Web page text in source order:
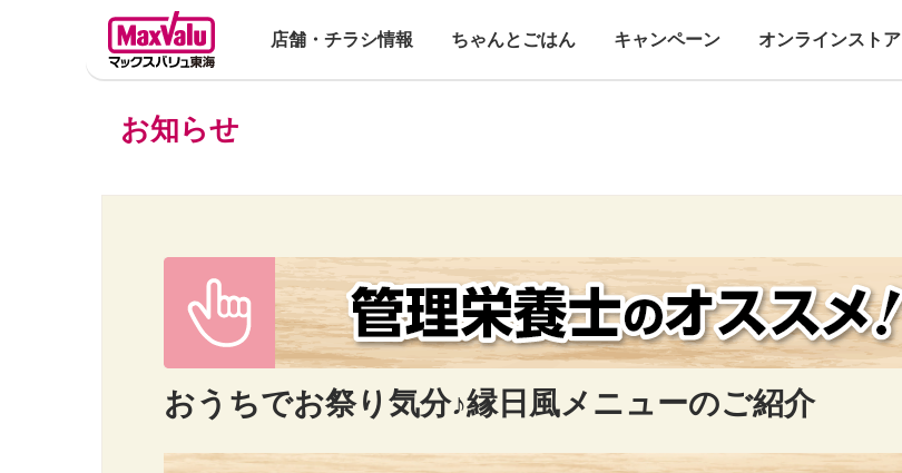
店舗・チラシ情報 ちゃんとごはん キャンペーン オンラインストア
お知らせ
おうちでお祭り気分♪縁日風メニューのご紹介